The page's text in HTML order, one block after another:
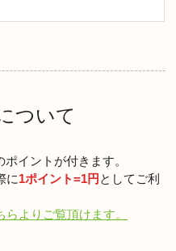
ついて
ポイントが付きます。
に1ポイント=1円 としてご利
よりご覧頂けます。